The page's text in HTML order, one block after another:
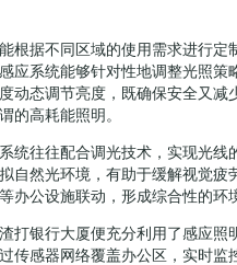
根据不同区域的使用需求进行
应系统能够针对性地调整光照
动态调节亮度，既确保安全又
的高耗能照明。
统往往配合调光技术，实现光
自然光环境，有助于缓解视觉疲
办公设施联动，形成综合性的环
打银行大厦便充分利用了感应
传感器网络覆盖办公区，实时